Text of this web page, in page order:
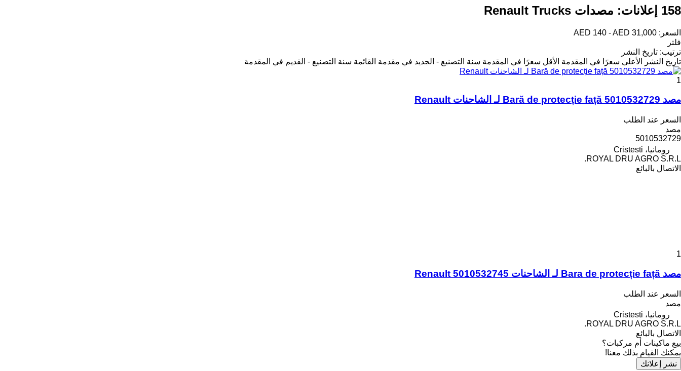
158 إعلانات: مصدات Renault Trucks
السعر: AED 140 - AED 31,000
فلتر
ترتيب: تاريخ النشر
تاريخ النشر
الأعلى سعرًا في المقدمة الأقل سعرًا في المقدمة سنة التصنيع - الجديد في مقدمة القائمة سنة التصنيع - القديم في المقدمة
1
مصد Bară de protecție față 5010532729 لـ الشاحنات Renault
السعر عند الطلب
مصد
5010532729
رومانيا، Cristesti
ROYAL DRU AGRO S.R.L.
الاتصال بالبائع
1
مصد Bara de protecție față لـ الشاحنات Renault 5010532745
السعر عند الطلب
مصد
رومانيا، Cristesti
ROYAL DRU AGRO S.R.L.
الاتصال بالبائع
بيع ماكينات أم مركبات؟
يمكنك القيام بذلك معنا!
نشر إعلانك